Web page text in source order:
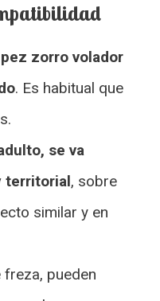
zorro volador
. Es habitual que
se va
territorial, sobre
similar y en
pueden